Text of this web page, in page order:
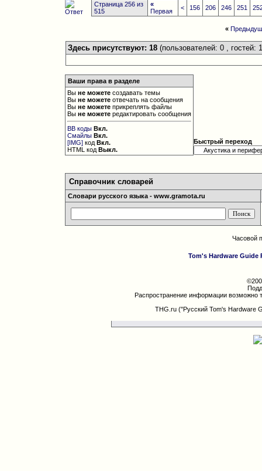
Страница 256 из
515
«
Первая
< 156 206 246 251
«
Здесь присутствуют: 18 (пользователей: 0 , гостей:
Ваши права в разделе
Выне можете создавать темы
Выне можете отвечать на сообщения
Выне можете прикреплять файлы
Выне можете редактировать сообщения
BB коды Вкл.
Смайлы Вкл.
[IMG] кодВкл.
HTML кодВыкл.
Быстрый переход
Справочник словарей
Словари русского языка - www.gramota.ru
Часовой
Tom's Hardware Guide
Распространение информации возможно
THG.ru ("Русский Tom's Hardware